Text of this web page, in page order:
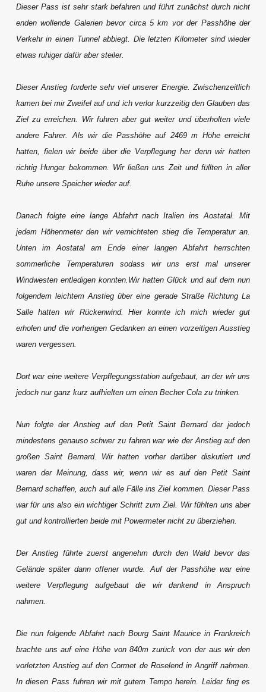
Dieser Pass ist sehr stark befahren und führt zunächst durch nicht
enden wollende Galerien bevor circa 5 km vor der Passhöhe der
Verkehr in einen Tunnel abbiegt. Die letzten Kilometer sind wieder
etwas ruhiger dafür aber steiler.
Dieser Anstieg forderte sehr viel unserer Energie. Zwischenzeitlich
kamen bei mir Zweifel auf und ich verlor kurzzeitig den Glauben das
Ziel zu erreichen. Wir fuhren aber gut weiter und überholten viele
andere Fahrer. Als wir die Passhöhe auf 2469 m Höhe erreicht
hatten, fielen wir beide über die Verpflegung her denn wir hatten
richtig Hunger bekommen. Wir ließen uns Zeit und füllten in aller
Ruhe unsere Speicher wieder auf.
Danach folgte eine lange Abfahrt nach Italien ins Aostatal. Mit
jedem Höhenmeter den wir vernichteten stieg die Temperatur an.
Unten im Aostatal am Ende einer langen Abfahrt herrschten
sommerliche Temperaturen sodass wir uns erst mal unserer
Windwesten entledigen konnten.Wir hatten Glück und auf dem nun
folgendem leichtem Anstieg über eine gerade Straße Richtung La
Salle hatten wir Rückenwind. Hier konnte ich mich wieder gut
erholen und die vorherigen Gedanken an einen vorzeitigen Ausstieg
waren vergessen.
Dort war eine weitere Verpflegungsstation aufgebaut, an der wir uns
jedoch nur ganz kurz aufhielten um einen Becher Cola zu trinken.
Nun folgte der Anstieg auf den Petit Saint Bernard der jedoch
mindestens genauso schwer zu fahren war wie der Anstieg auf den
großen Saint Bernard. Wir hatten vorher darüber diskutiert und
waren der Meinung, dass wir, wenn wir es auf den Petit Saint
Bernard schaffen, auch auf alle Fälle ins Ziel kommen. Dieser Pass
war für uns also ein wichtiger Schritt zum Ziel. Wir fühlten uns aber
gut und kontrollierten beide mit Powermeter nicht zu überziehen.
Der Anstieg führte zuerst angenehm durch den Wald bevor das
Gelände später dann offener wurde. Auf der Passhöhe war eine
weitere Verpflegung aufgebaut die wir dankend in Anspruch
nahmen.
Die nun folgende Abfahrt nach Bourg Saint Maurice in Frankreich
brachte uns auf eine Höhe von 840m zurück von der aus wir den
vorletzten Anstieg auf den Cormet de Roselend in Angriff nahmen.
In diesen Pass fuhren wir mit gutem Tempo herein. Leider fing es